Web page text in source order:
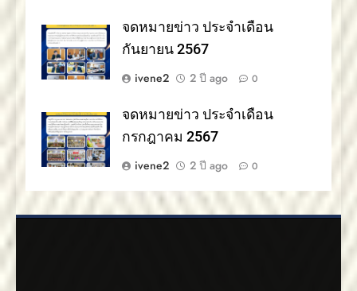
จดหมายข่าว ประจำเดือน
กันยายน 2567
ivene2
2 ปี ago 0
จดหมายข่าว ประจำเดือน
กรกฎาคม 2567
ivene2
2 ปี ago 0